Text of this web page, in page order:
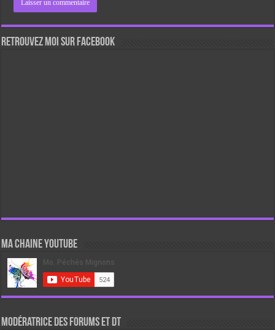
Retrouvez moi sur Facebook
Ma chaine Youtube
Modératrice des forums et DT